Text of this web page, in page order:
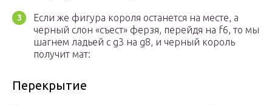
Если же фигура короля останется на месте, а
черный слон «съест» ферзя, перейдя на f6, то мы
шагнем ладьей с g3 на g8, и черный король
получит мат:
Перекрытие